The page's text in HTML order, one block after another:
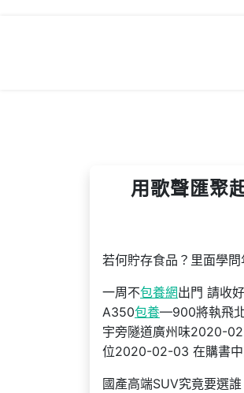
用歌聲匯聚
若何貯存食品？里面學問
一周不包養網出門 請收
A350包養—900將執飛
宇旁隧道廣州味2020-
位2020-02-03 在購書
國產高端SUV究竟要選